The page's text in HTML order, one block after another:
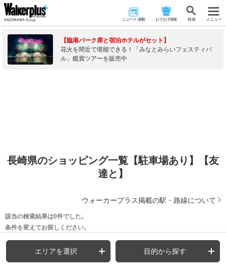
ニュース･連載 おでかけ情報 検 索 メニュー
【臨港パーク席と宿泊ホテルがセット】
花火を間近で堪能できる！「みなとみらいフェスティバ
ル」鑑賞ツアーを販売中
長崎県のショッピング一覧【駐車場あり】【友
達と】
ウォーカープラス掲載の駅・路線について
該当の検索結果は0件でした。
条件を変えてお探しください。
エリアを選択 目的から探す